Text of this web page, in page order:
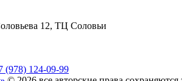
12, ТЦ Соловьи
(978) 124-09-99